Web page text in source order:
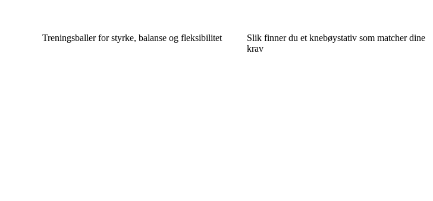
Treningsballer for styrke, balanse og fleksibilitet
Slik finner du et knebøystativ som matcher dine
krav